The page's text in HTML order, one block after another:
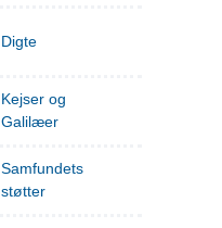
Digte
Kejser og
Galilæer
Samfundets
støtter